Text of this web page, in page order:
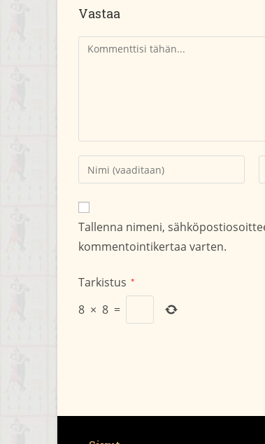
Vastaa
Kommentti
Kirjoita
nimesi
tai
käyttäjätunnuksesi
kommentoidaksesi
Tallenna nimeni,
kommentointikertaa varten.
Tarkistus *
8 × 8 =